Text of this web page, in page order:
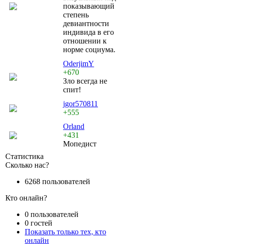
показывающий
степень
девиантности
индивида в его
отношении к
норме социума.
OderjimY
+670
Зло всегда не
спит!
jgor570811
+555
Orland
+431
Мопедист
Статистика
Сколько нас?
6268 пользователей
Кто онлайн?
0 пользователей
0 гостей
Показать только тех, кто
онлайн